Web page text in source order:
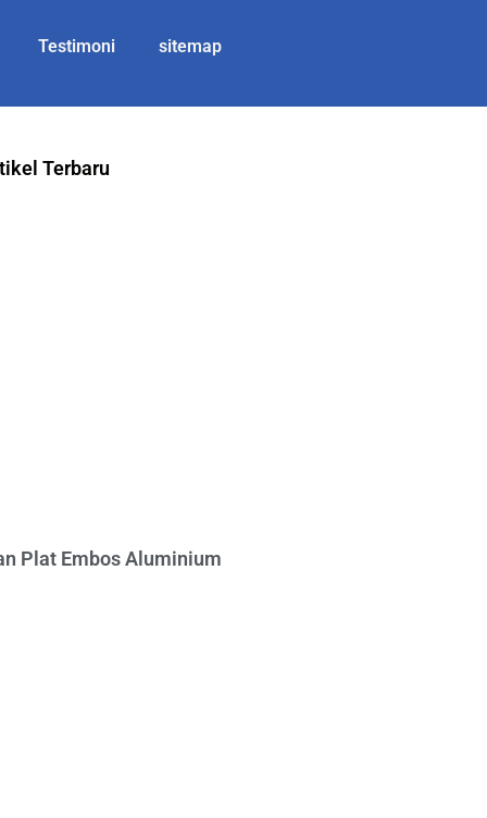
Testimoni sitemap
Terbaru
Plat Embos Aluminium